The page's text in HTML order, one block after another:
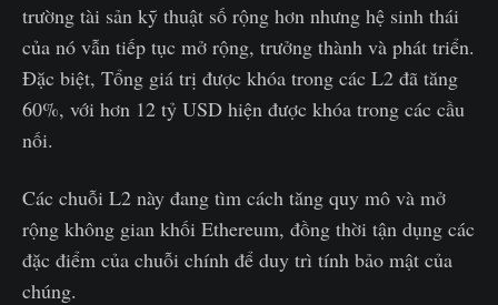
trường tài sản kỹ thuật số rộng hơn nhưng hệ sinh thái
của nó vẫn tiếp tục mở rộng, trưởng thành và phát triển.
Đặc biệt, Tổng giá trị được khóa trong các L2 đã tăng
60%, với hơn 12 tỷ USD hiện được khóa trong các cầu
nối.
Các chuỗi L2 này đang tìm cách tăng quy mô và mở
rộng không gian khối Ethereum, đồng thời tận dụng các
đặc điểm của chuỗi chính để duy trì tính bảo mật của
chúng.